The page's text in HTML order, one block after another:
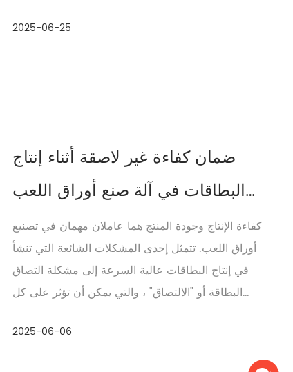
2025-06-25
ضمان كفاءة غير لاصقة أثناء إنتاج
البطاقات في آلة صنع أوراق اللعب
الحديثة
كفاءة الإنتاج وجودة المنتج هما عاملان مهمان في تصنيع
أوراق اللعب. تتمثل إحدى المشكلات الشائعة التي تنشأ
في إنتاج البطاقات عالية السرعة إلى مشكلة التصاق
البطاقة أو "الالتصاق" ، والتي يمكن أن تؤثر على كل
2025-06-06